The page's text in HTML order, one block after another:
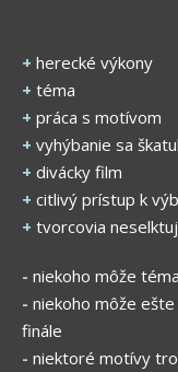
+ herecké výkony
+ téma
+ práca s motívom
+ vyhýbanie sa
+ divácky film
+ citlivý prístup k
+ tvorcovia
- niekoho môže
- niekoho môže
finále
- niektoré motívy